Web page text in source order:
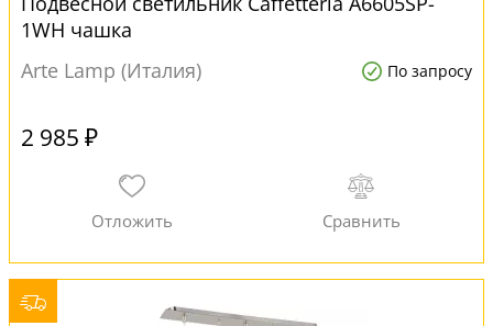
1WH чашка
Arte Lamp (Италия)
По запросу
2 985 ₽